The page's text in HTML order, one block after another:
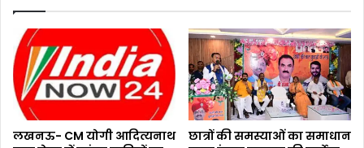
लखनऊ- CM योगी आदित्यनाथ
छात्रों की समस्याओं का समाधान